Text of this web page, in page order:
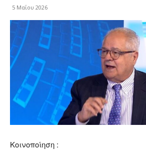
5 Μαΐου 2026
Κοινοποίηση :